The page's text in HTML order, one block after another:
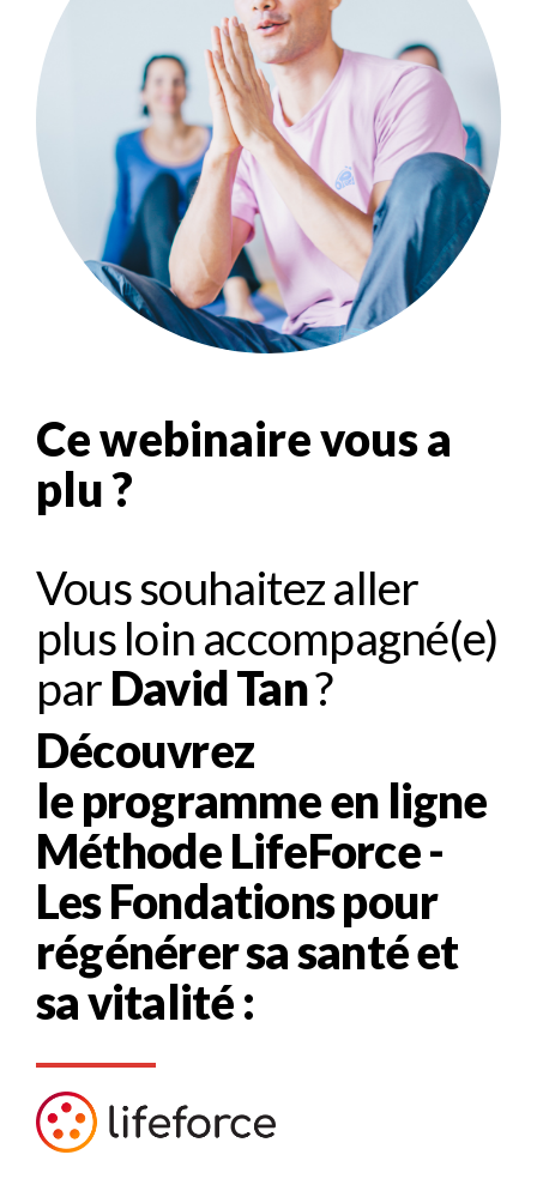
Ce webinaire vous a
plu ?
Vous souhaitez aller
plus loin accompagné(e)
parDavid Tan?
Découvrez
le programme en ligne
Méthode LifeForce -
Les Fondations pour
régénérer sa santé et
sa vitalité :